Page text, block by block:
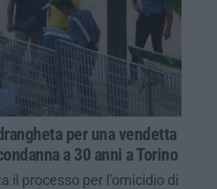
per una vendetta
a 30 anni a Torino
il processo per l’omicidio di